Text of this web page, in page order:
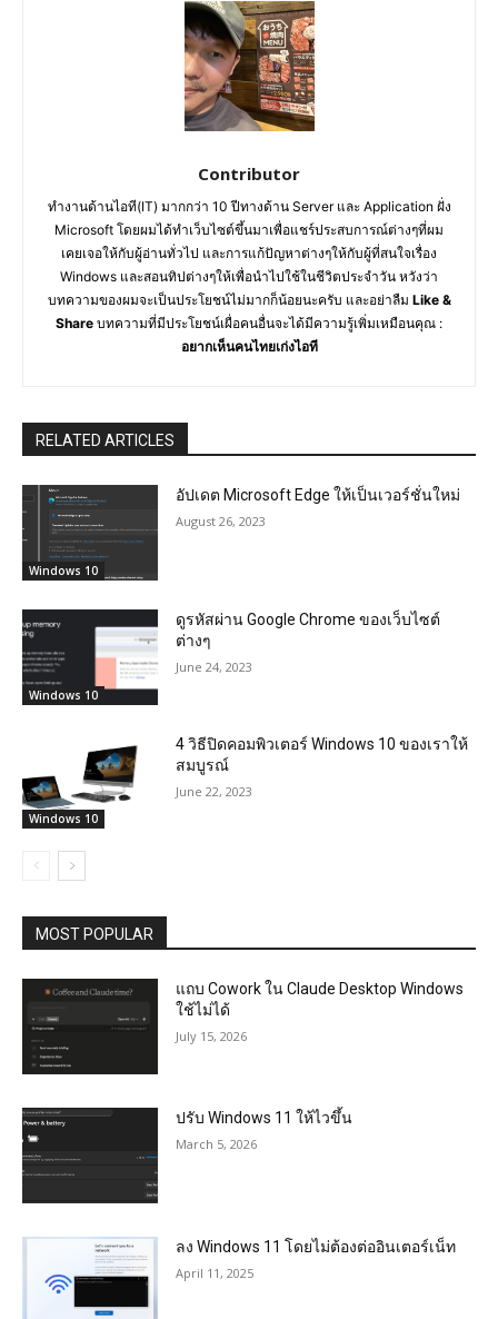
Contributor
ทำงานด้านไอที(IT) มากกว่า 10 ปีทางด้าน Server และ Application ฝั่ง
Microsoft โดยผมได้ทำเว็บไซต์ขึ้นมาเพื่อแชร์ประสบการณ์ต่างๆที่ผม
เคยเจอให้กับผู้อ่านทั่วไป และการแก้ปัญหาต่างๆให้กับผู้ที่สนใจเรื่อง
Windows และสอนทิปต่างๆให้เพื่อนำไปใช้ในชีวิตประจำวัน หวังว่า
บทความของผมจะเป็นประโยชน์ไม่มากก็น้อยนะครับ และอย่าลืม Like &
Share บทความที่มีประโยชน์เผื่อคนอื่นจะได้มีความรู้เพิ่มเหมือนคุณ :
อยากเห็นคนไทยเก่งไอที
RELATED ARTICLES
Windows 10
อัปเดต Microsoft Edge ให้เป็นเวอร์ชั่นใหม่
August 26, 2023
Windows 10
ดูรหัสผ่าน Google Chrome ของเว็บไซต์
ต่างๆ
June 24, 2023
Windows 10
4 วิธีปิดคอมพิวเตอร์ Windows 10 ของเราให้
สมบูรณ์
June 22, 2023
MOST POPULAR
แถบ Cowork ใน Claude Desktop Windows
ใช้ไม่ได้
July 15, 2026
ปรับ Windows 11 ให้ไวขึ้น
March 5, 2026
ลง Windows 11 โดยไม่ต้องต่ออินเตอร์เน็ท
April 11, 2025